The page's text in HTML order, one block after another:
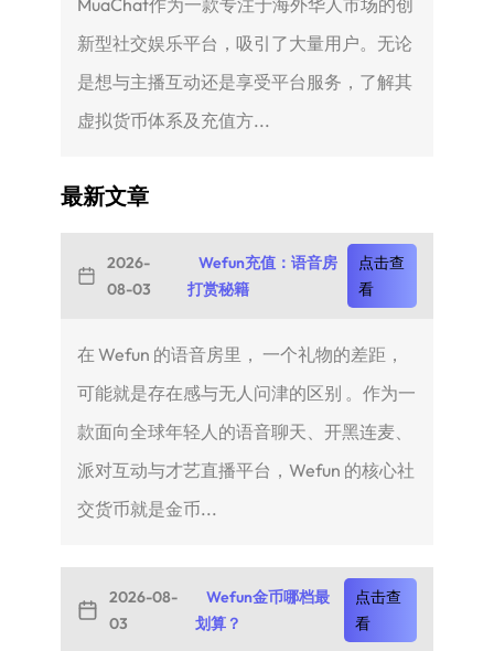
MuaChat作为一款专注于海外华人市场的创
新型社交娱乐平台，吸引了大量用户。无论
是想与主播互动还是享受平台服务，了解其
虚拟货币体系及充值方...
最新文章
2026-
08-03
Wefun充值：语音房
打赏秘籍
点击查
看
在 Wefun 的语音房里， 一个礼物的差距，
可能就是存在感与无人问津的区别 。作为一
款面向全球年轻人的语音聊天、开黑连麦、
派对互动与才艺直播平台，Wefun 的核心社
交货币就是金币...
2026-08-
03
Wefun金币哪档最
划算？
点击查
看